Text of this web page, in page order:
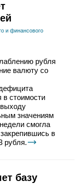
и финансового
рубля
валюту со
в стоимости
значениям
смогла
в
рубля.
базу